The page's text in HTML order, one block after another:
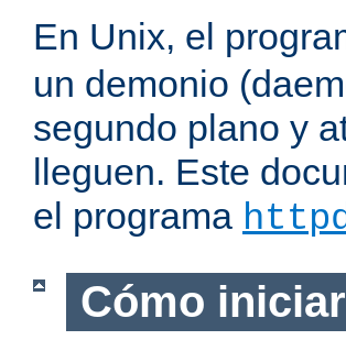
En Unix, el
un demonio
segundo plano y
lleguen. Este
el programa
Cómo